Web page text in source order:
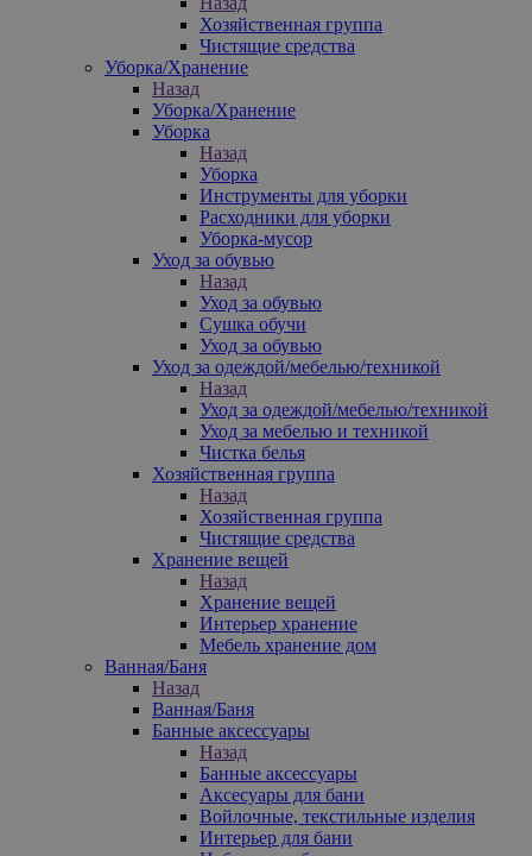
Хозяйственная группа
Чистящие средства
Уборка/Хранение
Назад
Уборка/Хранение
Уборка
Назад
Уборка
Инструменты для уборки
Расходники для уборки
Уборка-мусор
Уход за обувью
Назад
Уход за обувью
Сушка обучи
Уход за обувью
Уход за одеждой/мебелью/техникой
Назад
Уход за одеждой/мебелью/техникой
Уход за мебелью и техникой
Чистка белья
Хозяйственная группа
Назад
Хозяйственная группа
Чистящие средства
Хранение вещей
Назад
Хранение вещей
Интерьер хранение
Мебель хранение дом
Ванная/Баня
Назад
Ванная/Баня
Банные аксессуары
Назад
Банные аксессуары
Аксесуары для бани
Войлочные, текстильные изделия
Интерьер для бани